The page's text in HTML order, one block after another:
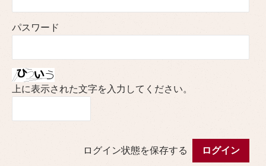
パスワード
上に表示された文字を入力してください。
ログイン状態を保存する